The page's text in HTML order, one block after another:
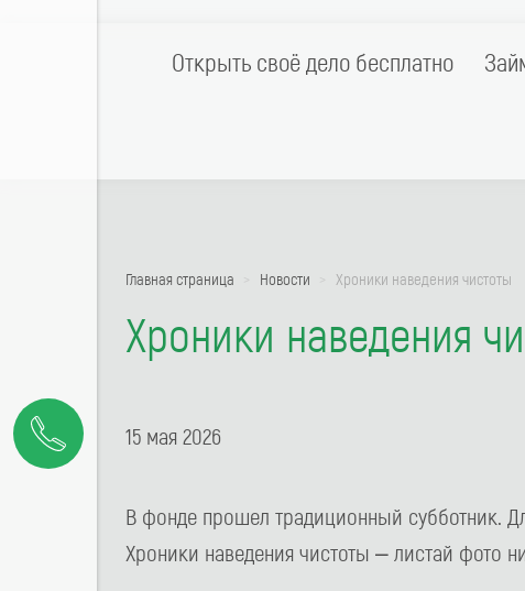
Открыть своё дело бесплатно
Главная страница Новости Хроники наведения чистоты
Хроники наведения
15 мая 2026
В фонде прошел традиционный субботник.
Хроники наведения чистоты – листай фото